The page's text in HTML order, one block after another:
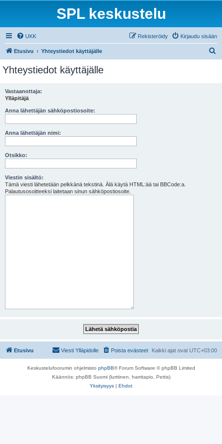
SPL keskustelu
UKK Kirjaudu sisään
Rekisteröidy
Etusivu Yhteystiedot käyttäjälle
Yhteystiedot käyttäjälle
Vastaanottaja:
Ylläpitäjä
Anna lähettäjän sähköpostiosoite:
Anna lähettäjän nimi:
Otsikko:
Viestin sisältö:
Tämä viesti lähetetään pelkkänä tekstinä. Älä käytä HTML:ää tai BBCode:a.
Palautusosoitteeksi laitetaan sinun sähköpostiosoite.
Etusivu Kaikki ajat ovat UTC+03:00
Poista evästeet
Viesti Ylläpidolle
Keskustelufoorumin ohjelmisto phpBB® Forum Software © phpBB Limited
Käännös: phpBB Suomi (lurttinen, harritapio, Pettis)
Yksityisyys | Ehdot